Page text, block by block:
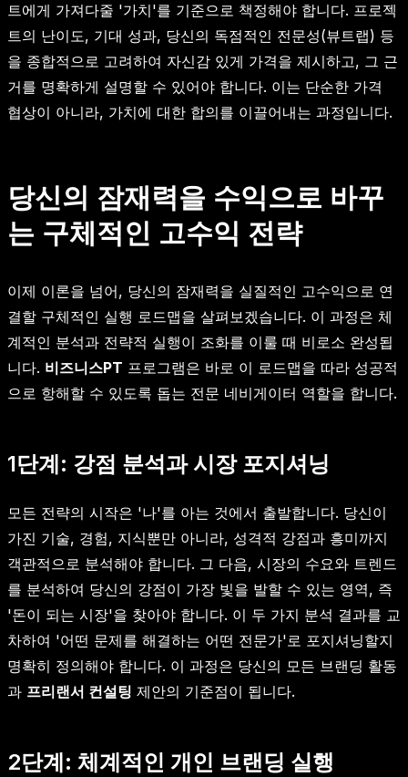
트에게 가져다줄 '가치'를 기준으로 책정해야 합니다. 프로젝
트의 난이도, 기대 성과, 당신의 독점적인 전문성(뷰트랩) 등
을 종합적으로 고려하여 자신감 있게 가격을 제시하고, 그 근
거를 명확하게 설명할 수 있어야 합니다. 이는 단순한 가격
협상이 아니라, 가치에 대한 합의를 이끌어내는 과정입니다.
당신의 잠재력을 수익으로 바꾸
는 구체적인 고수익 전략
이제 이론을 넘어, 당신의 잠재력을 실질적인 고수익으로 연
결할 구체적인 실행 로드맵을 살펴보겠습니다. 이 과정은 체
계적인 분석과 전략적 실행이 조화를 이룰 때 비로소 완성됩
니다. 비즈니스PT 프로그램은 바로 이 로드맵을 따라 성공적
으로 항해할 수 있도록 돕는 전문 네비게이터 역할을 합니다.
1단계: 강점 분석과 시장 포지셔닝
모든 전략의 시작은 '나'를 아는 것에서 출발합니다. 당신이
가진 기술, 경험, 지식뿐만 아니라, 성격적 강점과 흥미까지
객관적으로 분석해야 합니다. 그 다음, 시장의 수요와 트렌드
를 분석하여 당신의 강점이 가장 빛을 발할 수 있는 영역, 즉
'돈이 되는 시장'을 찾아야 합니다. 이 두 가지 분석 결과를 교
차하여 '어떤 문제를 해결하는 어떤 전문가'로 포지셔닝할지
명확히 정의해야 합니다. 이 과정은 당신의 모든 브랜딩 활동
과 프리랜서 컨설팅 제안의 기준점이 됩니다.
2단계: 체계적인 개인 브랜딩 실행